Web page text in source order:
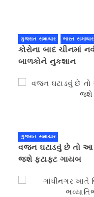
ગુજરાત સમાચાર ભારત સમાચાર
કોરોના બાદ ચીનમાં
બાળકોને નુકશાન
ગુજરાત સમાચાર
વજન ઘટાડવું છે તો
જશે ફટાફટ ગાયબ